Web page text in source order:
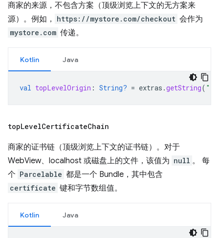
商家的来源，不包含方案（顶级浏览上下文的无方案来
源）。例如，
https://mystore.com/checkout 会作为
mystore.com 传递。
Kotlin Java
val topLevelOrigin : String? = extras .getString(
topLevelCertificateChain
商家的证书链（顶级浏览上下文的证书链）。对于
WebView、localhost 或磁盘上的文件，该值为 null 。 每
个 Parcelable 都是一个 Bundle，其中包含
certificate 键和字节数组值。
Kotlin Java